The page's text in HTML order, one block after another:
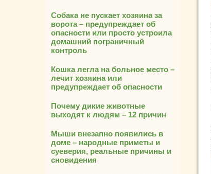
Собака не пускает хозяина за
ворота – предупреждает об
опасности или просто устроила
домашний пограничный
контроль
Кошка легла на больное место –
лечит хозяина или
предупреждает об опасности
Почему дикие животные
выходят к людям – 12 причин
Мыши внезапно появились в
доме – народные приметы и
суеверия, реальные причины и
сновидения